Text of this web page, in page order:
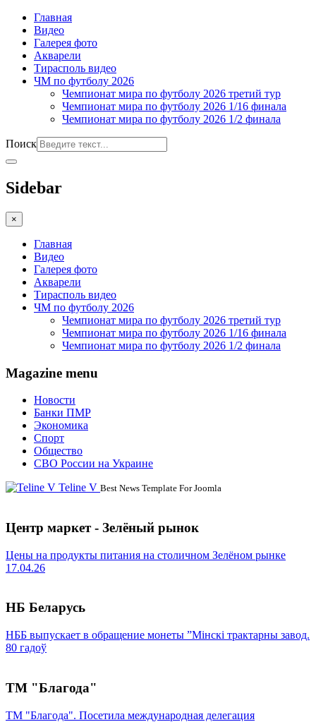
Главная
Видео
Галерея фото
Акварели
Тирасполь видео
ЧМ по футболу 2026
Чемпионат мира по футболу 2026 третий тур
Чемпионат мира по футболу 2026 1/16 финала
Чемпионат мира по футболу 2026 1/2 финала
Поиск
Sidebar
×
Главная
Видео
Галерея фото
Акварели
Тирасполь видео
ЧМ по футболу 2026
Чемпионат мира по футболу 2026 третий тур
Чемпионат мира по футболу 2026 1/16 финала
Чемпионат мира по футболу 2026 1/2 финала
Magazine menu
Новости
Банки ПМР
Экономика
Спорт
Общество
СВО России на Украине
Teline V Best News Template For Joomla
Центр маркет - Зелёный рынок
Цены на продукты питания на столичном Зелёном рынке
17.04.26
НБ Беларусь
НББ выпускает в обращение монеты ”Мінскі трактарны завод.
80 гадоў
ТМ "Благода"
ТМ "Благода". Посетила международная делегация